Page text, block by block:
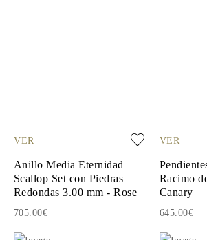
VER
Anillo Media Eternidad
Scallop Set con Piedras
Redondas 3.00 mm - Rose
705.00€
VER
Racimo
Canary
645.00€